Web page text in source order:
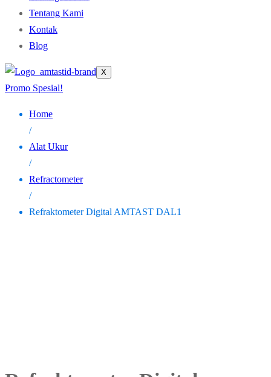
Tentang Kami
Kontak
Blog
X
Promo Spesial!
Home
/
Alat Ukur
/
Refractometer
/
Refraktometer Digital AMTAST DAL1